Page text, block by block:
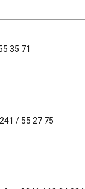
35 71
/ 55 27 75